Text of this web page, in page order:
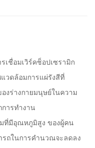
เชื่อมเวิร์คช็อปเซรามิก
วดล้อมการแผ่รังสีที่
ร่างกายมนุษย์ในความ
ารทำงาน
ที่มีอุณหภูมิสูง ของผู้คน
รถในการคำนวณจะลดลง